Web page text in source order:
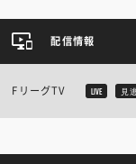
配信情報
FリーグTV LIVE 見